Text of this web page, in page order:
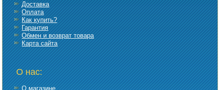
Доставка
Оплата
Как купить?
Гарантия
Обмен и возврат товара
Карта сайта
О нас:
О магазине